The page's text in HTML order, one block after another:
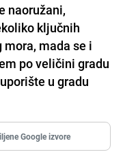
naoružani,
ključnih
mada se i
po veličini gradu
u gradu
Google izvore